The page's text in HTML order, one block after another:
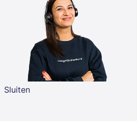
Sluiten